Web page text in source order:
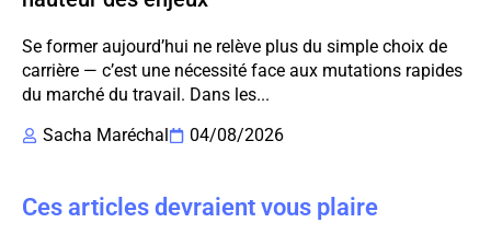
Se former aujourd’hui ne relève plus du simple choix de
carrière — c’est une nécessité face aux mutations rapides
du marché du travail. Dans les...
Sacha Maréchal
04/08/2026
Ces articles devraient vous plaire